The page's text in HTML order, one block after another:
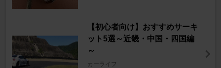
【初心者向け】おすすめサーキ
ット5選～近畿・中国・四国編
～
カーライフ